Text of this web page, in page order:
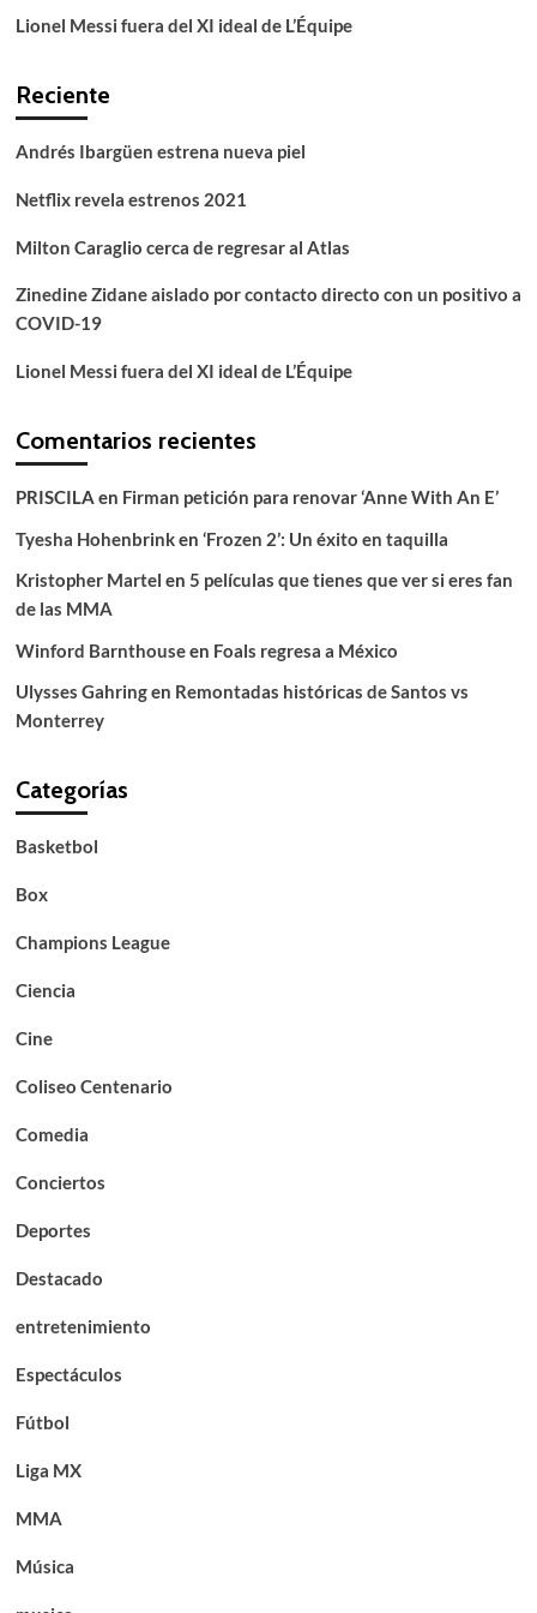
Lionel Messi fuera del XI ideal de L’Équipe
Reciente
Andrés Ibargüen estrena nueva piel
Netflix revela estrenos 2021
Milton Caraglio cerca de regresar al Atlas
Zinedine Zidane aislado por contacto directo con un positivo a
COVID-19
Lionel Messi fuera del XI ideal de L’Équipe
Comentarios recientes
PRISCILA en Firman petición para renovar ‘Anne With An E’
Tyesha Hohenbrinken ‘Frozen 2’: Un éxito en taquilla
Kristopher Martel en 5 películas que tienes que ver si eres fan
de las MMA
Winford Barnthouseen Foals regresa a México
Ulysses Gahringen Remontadas históricas de Santos vs
Monterrey
Categorías
Basketbol
Box
Champions League
Ciencia
Cine
Coliseo Centenario
Comedia
Conciertos
Deportes
Destacado
entretenimiento
Espectáculos
Fútbol
Liga MX
MMA
Música